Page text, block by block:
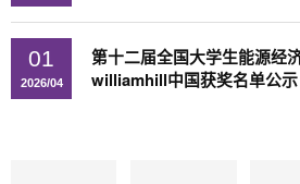
01
2026/04
第十二届全国大学生能源经
williamhill中国获奖名单公示